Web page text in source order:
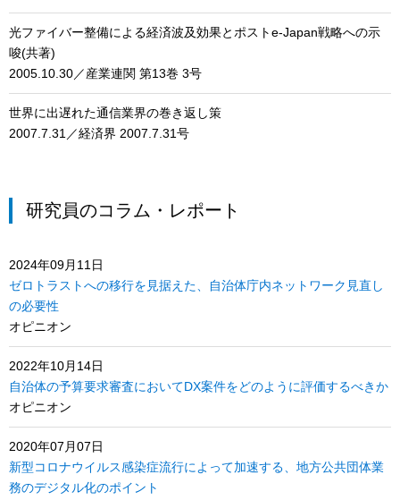
光ファイバー整備による経済波及効果とポストe-Japan戦略への示
唆(共著)
2005.10.30／産業連関 第13巻 3号
世界に出遅れた通信業界の巻き返し策
2007.7.31／経済界 2007.7.31号
研究員のコラム・レポート
2024年09月11日
ゼロトラストへの移行を見据えた、自治体庁内ネットワーク見直し
の必要性
オピニオン
2022年10月14日
自治体の予算要求審査においてDX案件をどのように評価するべきか
オピニオン
2020年07月07日
新型コロナウイルス感染症流行によって加速する、地方公共団体業
務のデジタル化のポイント